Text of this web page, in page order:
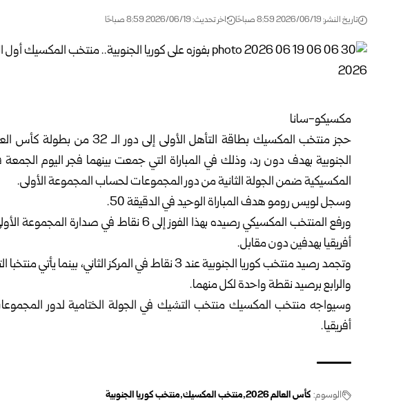
تاريخ النشر: 2026/06/19 8:59 صباحًا اخر تحديث: 2026/06/19 8:59 صباحًا
مكسيكو-سانا‏
الجنوبية بهدف دون رد، وذلك في المباراة التي ‏جمعت بينهما فجر اليوم الجمعة
‏المكسيكية ضمن الجولة الثانية من دور المجموعات لحساب المجموعة الأولى. ‏
وسجل لويس رومو هدف المباراة الوحيد في الدقيقة 50. ‏
ورفع المنتخب المكسيكي رصيده بهذا الفوز إلى 6
أفريقيا بهدفين دون مقابل. ‏
وتجمد رصيد منتخب كوريا الجنوبية عند 3 نقاط في المركز
والرابع برصيد نقطة واحدة لكل منهما.‏
وسيواجه منتخب المكسيك منتخب التشيك في الجولة الختامية لدور
أفريقيا.‏
الوسوم: كأس العالم ‌‏2026 منتخب المكسيك منتخب كوريا الجنوبية